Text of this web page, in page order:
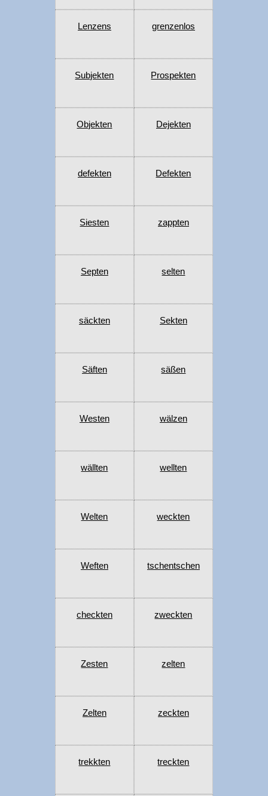
Lenzens grenzenlos
Subjekten Prospekten
Objekten Dejekten
defekten Defekten
Siesten zappten
Septen selten
säckten Sekten
Säften säßen
Westen wälzen
wällten wellten
Welten weckten
Weften tschentschen
checkten zweckten
Zesten zelten
Zelten zeckten
trekkten treckten